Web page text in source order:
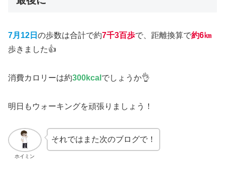
7月12日 の歩数は合計で約7千3百歩で、距離換算で約6㎞
歩きました👍
消費カロリーは約300kcal でしょうか👌
明日もウォーキングを頑張りましょう！
ホイミン
それではまた次のブログで！